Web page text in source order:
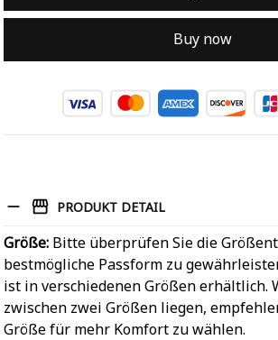
Buy now
PRODUKT DETAIL
Größe: Bitte überprüfen Sie die
bestmögliche Passform zu
ist in verschiedenen Größen erhältlich.
zwischen zwei Größen liegen,
Größe für mehr Komfort zu wählen.